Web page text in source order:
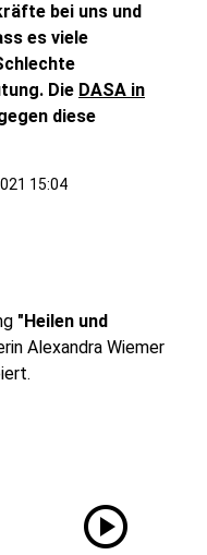
bei uns und
es viele
Die DASA in
diese
15:04
"Heilen und
Alexandra Wiemer
play_circle